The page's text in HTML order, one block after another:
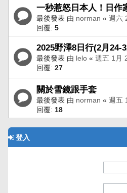
一秒惹怒日本人！日作
最後發表 由 norman « 週六
回覆: 5
2025野澤8日行(2月24-
最後發表 由 lelo « 週五 1月
回覆: 27
關於雪鏡跟手套
最後發表 由 norman « 週五
回覆: 18
登入